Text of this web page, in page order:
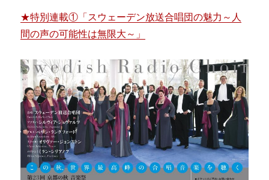
★特別連載①「スウェーデン放送合唱団の魅力～人
間の声の可能性は無限大～」